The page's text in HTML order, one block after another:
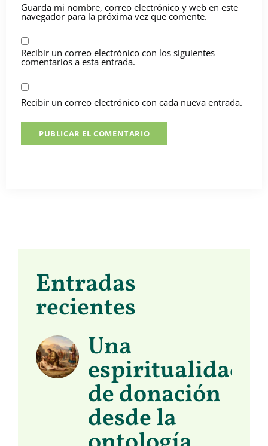
Guarda mi nombre, correo electrónico y web en este
navegador para la próxima vez que comente.
Recibir un correo electrónico con los siguientes
comentarios a esta entrada.
Recibir un correo electrónico con cada nueva entrada.
Entradas
recientes
Una
espiritualidad
de donación
desde la